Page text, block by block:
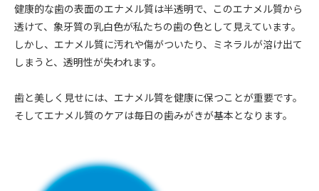
健康的な歯の表面のエナメル質は半透明で、このエナメル質から
透けて、象牙質の乳白色が私たちの歯の色として見えています。
しかし、エナメル質に汚れや傷がついたり、ミネラルが溶け出て
しまうと、透明性が失われます。
歯と美しく見せには、エナメル質を健康に保つことが重要です。
そしてエナメル質のケアは毎日の歯みがきが基本となります。